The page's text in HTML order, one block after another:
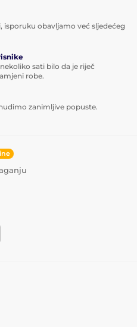
isporuku obavljamo već sljedećeg
sati bilo da je riječ
robe.
zanimljive popuste.